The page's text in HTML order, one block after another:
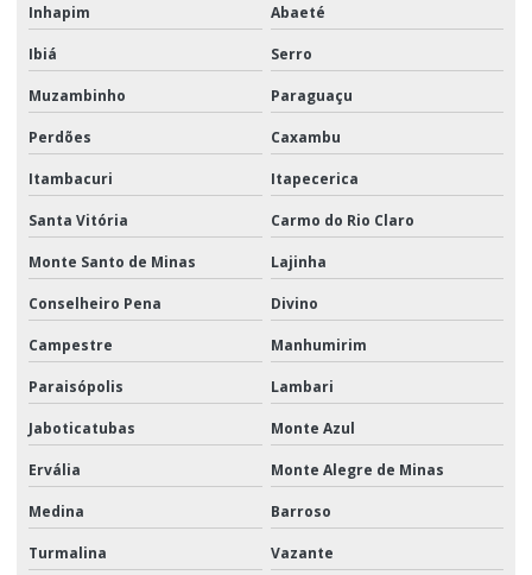
Inhapim Abaeté
Ibiá Serro
Muzambinho Paraguaçu
Perdões Caxambu
Itambacuri Itapecerica
Santa Vitória Carmo do Rio Claro
Monte Santo de Minas Lajinha
Conselheiro Pena Divino
Campestre Manhumirim
Paraisópolis Lambari
Jaboticatubas Monte Azul
Ervália Monte Alegre de Minas
Medina Barroso
Turmalina Vazante